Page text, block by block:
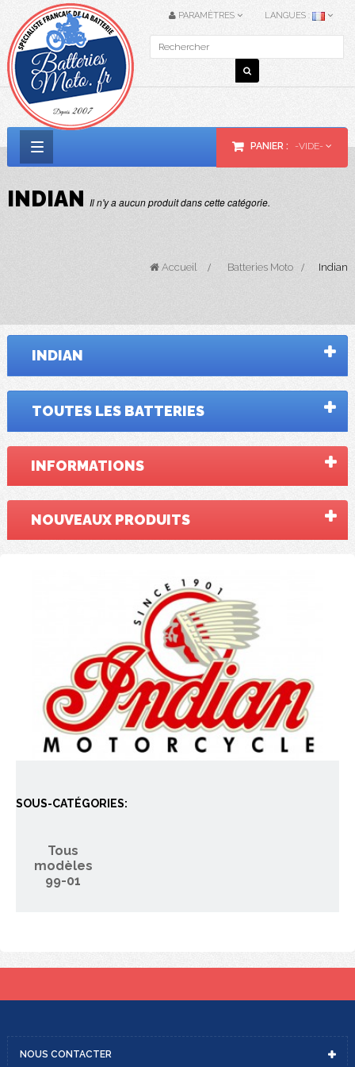
PARAMÈTRES LANGUES :
la
PANIER : -VIDE-
INDIAN Il n'y a aucun produit dans cette catégorie.
Accueil > Batteries Moto > Indian
INDIAN
TOUTES LES BATTERIES
INFORMATIONS
NOUVEAUX PRODUITS
SOUS-CATÉGORIES:
Tous
modèles
99-01
NOUS CONTACTER